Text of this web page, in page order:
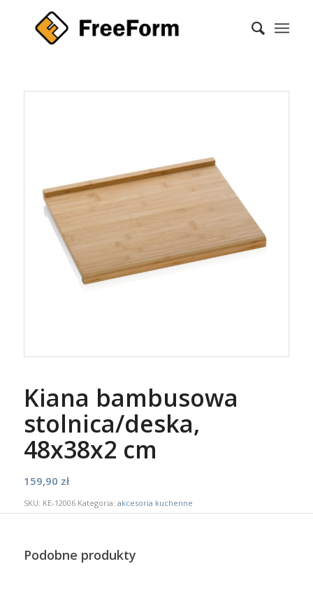
Kiana bambusowa
stolnica/deska,
48x38x2 cm
159,90 zł
SKU: KE-12006 Kategoria: akcesoria kuchenne
Podobne produkty